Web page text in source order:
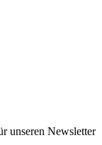
unseren Newsletter